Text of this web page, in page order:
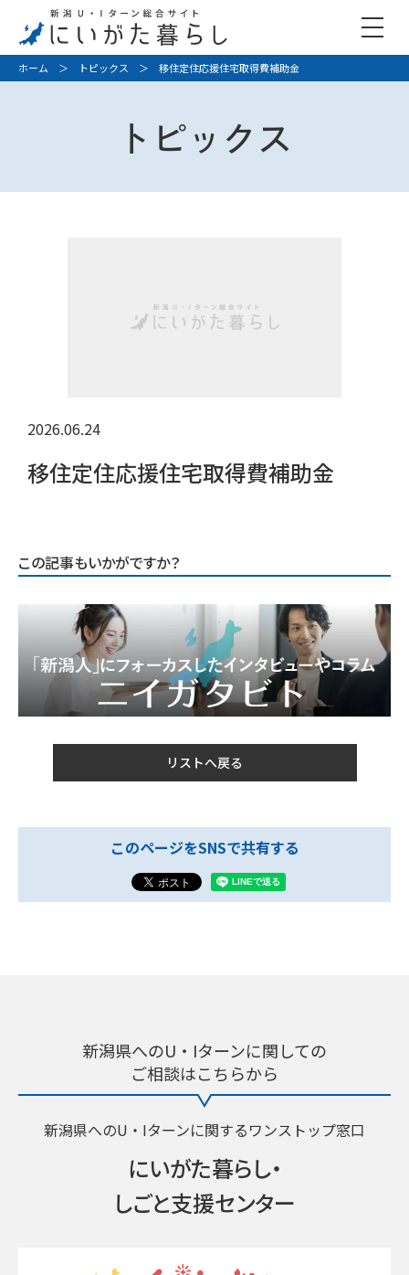
ホーム ＞ トピックス ＞ 移住定住応援住宅取得費補助金
トピックス
2026.06.24
移住定住応援住宅取得費補助金
この記事もいかがですか？
リストへ戻る
このページをSNSで共有する
新潟県へのU・Iターンに関しての
ご相談はこちらから
新潟県へのU・Iターンに関するワンストップ窓口
にいがた暮らし・
しごと支援センター